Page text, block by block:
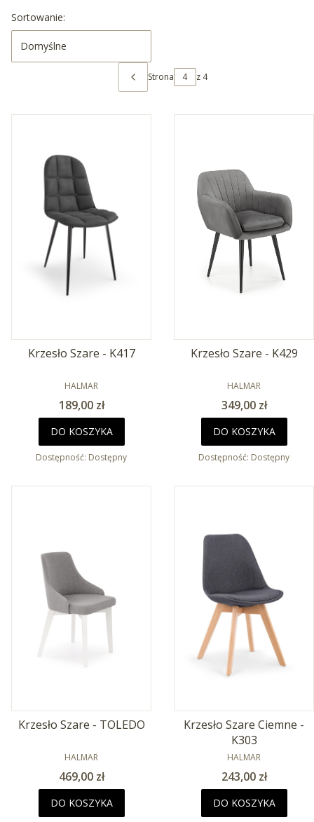
Lista produktów
Sortowanie:
Domyślne
POPRZEDNIE PRODUKTY
Strona z 4
Krzesło Szare - K417
PRODUCENT
HALMAR
Cena
189,00 zł
DO KOSZYKA
Dostępność: Dostępny
Krzesło Szare - K429
PRODUCENT
HALMAR
Cena
349,00 zł
DO KOSZYKA
Dostępność: Dostępny
Krzesło Szare - TOLEDO
PRODUCENT
HALMAR
Cena
469,00 zł
DO KOSZYKA
Krzesło Szare Ciemne -
K303
PRODUCENT
HALMAR
Cena
243,00 zł
DO KOSZYKA